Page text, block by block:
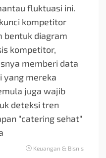
fluktuasi ini.
kompetitor
bentuk diagram
kompetitor,
memberi data
yang mereka
juga wajib
deteksi tren
"catering sehat"
Keuangan & Bisnis